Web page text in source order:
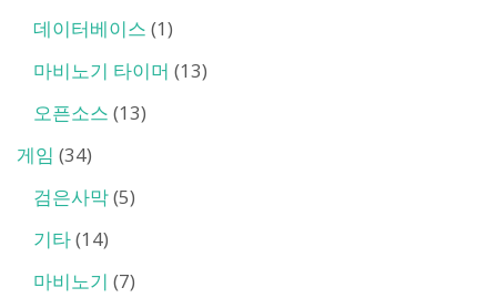
데이터베이스 (1)
마비노기 타이머 (13)
오픈소스 (13)
게임 (34)
검은사막(5)
기타(14)
마비노기 (7)